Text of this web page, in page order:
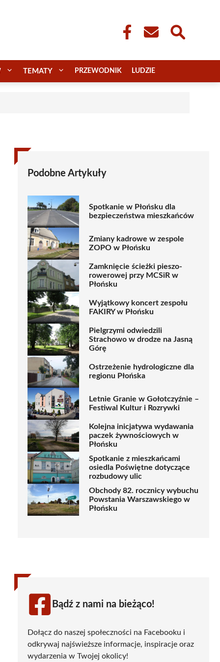
TEMATY PRZEWODNIK LUDZIE
Podobne Artykuły
Spotkanie w Płońsku dla
bezpieczeństwa mieszkańców
Zmiany kadrowe w zespole
ZOPO w Płońsku
Zamknięcie ścieżki pieszo-
rowerowej przy MCSiR w
Płońsku
Wyjątkowy koncert zespołu
FAKIRY w Płońsku
Pielgrzymi odwiedzili
Strachowo w drodze na Jasną
Górę
Ostrzeżenie hydrologiczne dla
regionu Płońska
Letnie Granie w Gołotczyźnie –
Festiwal Kultur i Rozrywki
Kolejna inicjatywa wydawania
paczek żywnościowych w
Płońsku
Spotkanie z mieszkańcami
osiedla Poświętne dotyczące
rozbudowy ulic
Obchody 82. rocznicy wybuchu
Powstania Warszawskiego w
Płońsku
Bądź z nami na bieżąco!
Dołącz do naszej społeczności na Facebooku i
odkrywaj najświeższe informacje, inspiracje oraz
wydarzenia w Twojej okolicy!